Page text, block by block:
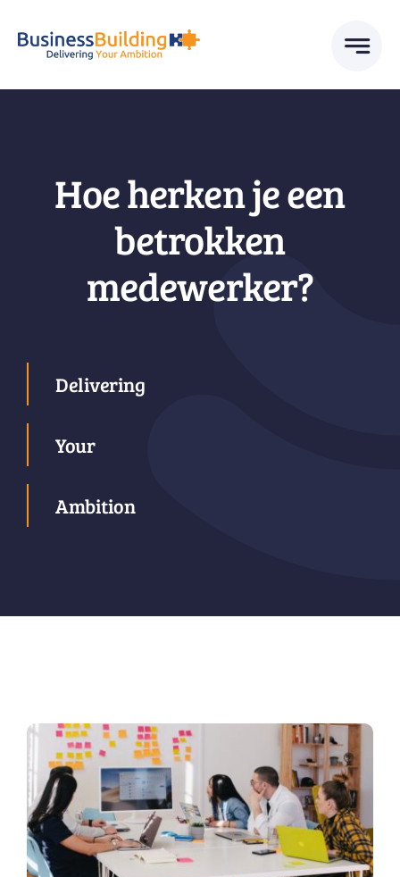
Hoe herken je een
betrokken
medewerker?
Delivering
Your
Ambition